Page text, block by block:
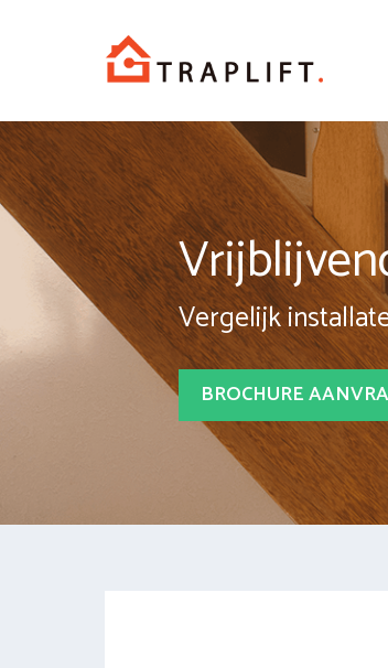
Vergelijk
BROCHURE